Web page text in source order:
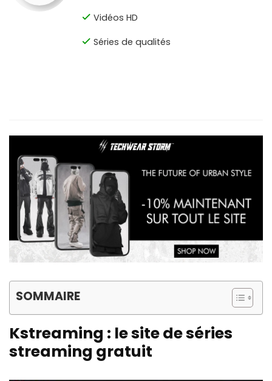
Vidéos HD
Séries de qualités
SOMMAIRE
Kstreaming : le site de séries
streaming gratuit